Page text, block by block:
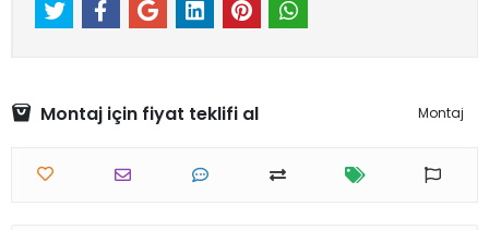
Montaj için fiyat teklifi al Montaj